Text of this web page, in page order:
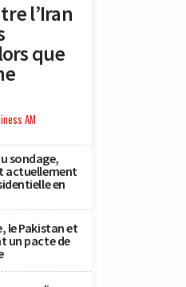
l’Iran
que
AM
sondage,
actuellement
en
le Pakistan et
un pacte de